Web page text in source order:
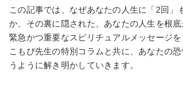
この記事では、なぜあなたの人生に「2回」
か、その裏に隠された、あなたの人生を根底
緊急かつ重要なスピリチュアルメッセージ
こもぴ先生の特別コラムと共に、あなたの
うように解き明かしていきます。